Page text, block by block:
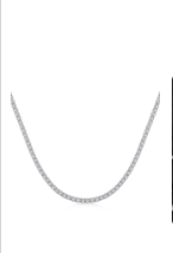
Pristatymas
Apmokėjimas